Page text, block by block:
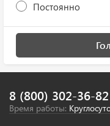
Постоянно
8 (800) 302-36-82
Время работы: